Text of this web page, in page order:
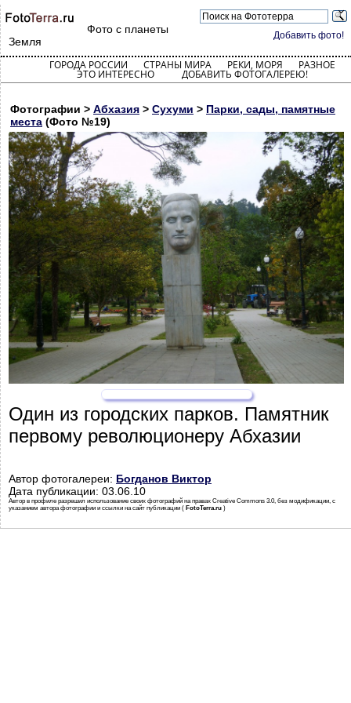
Добавить фото!
Фото с планеты
Земля
ГОРОДА РОССИИ СТРАНЫ МИРА РЕКИ, МОРЯ РАЗНОЕ
ЭТО ИНТЕРЕСНО ДОБАВИТЬ ФОТОГАЛЕРЕЮ!
Фотографии > Абхазия > Сухуми > Парки, сады, памятные
места (Фото №19)
Один из городских парков. Памятник
первому революционеру Абхазии
Автор фотогалереи: Богданов Виктор
Дата публикации: 03.06.10
Автор в профиле разрешил использование своих фотографий на правах Creative Commons 3.0, без модификации, с
указанием автора фотографии и ссылки на сайт публикации ( FotoTerra.ru )